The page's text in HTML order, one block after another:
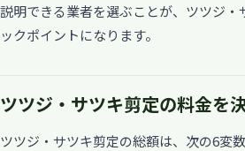
説明できる業者を選ぶことが、ツツジ・
ックポイントになります。
ツツジ・サツキ剪定の料金を
ツツジ・サツキ剪定の総額は、次の6変